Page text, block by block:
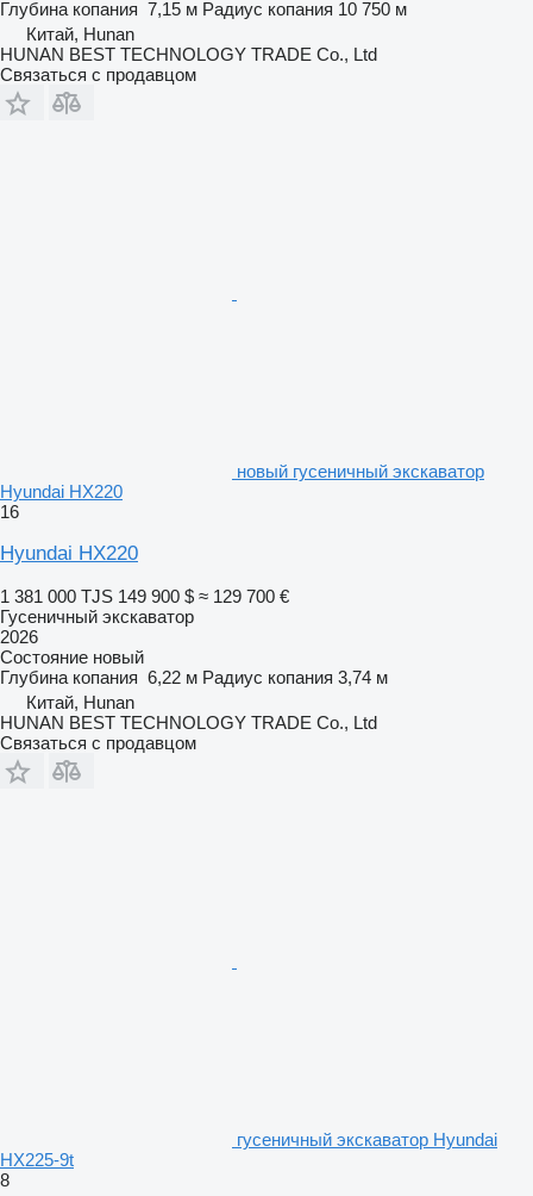
Глубина копания 7,15 м Радиус копания 10 750 м
Китай, Hunan
HUNAN BEST TECHNOLOGY TRADE Co., Ltd
Связаться с продавцом
новый гусеничный экскаватор
Hyundai HX220
16
Hyundai HX220
1 381 000 TJS 149 900 $ ≈ 129 700 €
Гусеничный экскаватор
2026
Состояние новый
Глубина копания 6,22 м Радиус копания 3,74 м
Китай, Hunan
HUNAN BEST TECHNOLOGY TRADE Co., Ltd
Связаться с продавцом
гусеничный экскаватор Hyundai
HX225-9t
8